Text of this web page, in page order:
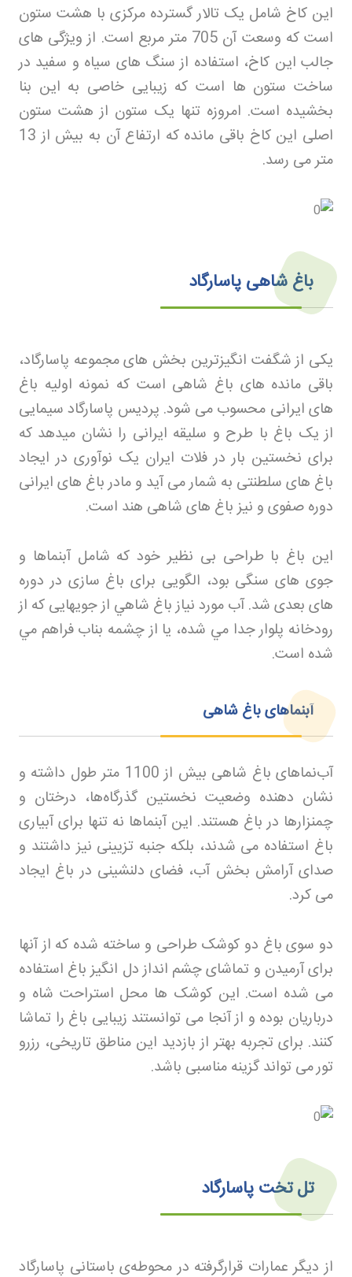
این کاخ شامل یک تالار گسترده مرکزی با هشت ستون
است که وسعت آن 705 متر مربع است. از ویژگی های
جالب این کاخ، استفاده از سنگ های سیاه و سفید در
ساخت ستون ها است که زیبایی خاصی به این بنا
بخشیده است. امروزه تنها یک ستون از هشت ستون
اصلی این کاخ باقی مانده که ارتفاع آن به بیش از 13
متر می رسد.
باغ شاهی پاسارگاد
یکی از شگفت انگیزترین بخش های مجموعه پاسارگاد،
باقی مانده های باغ شاهی است که نمونه اولیه باغ
های ایرانی محسوب می شود. پردیس پاسارگاد سیمایی
از یک باغ با طرح و سلیقه ایرانی را نشان میدهد که
برای نخستین بار در فلات ایران یک نوآوری در ایجاد
باغ های سلطنتی به شمار می آید و مادر باغ های ایرانی
دوره صفوی و نیز باغ های شاهی هند است.
این باغ با طراحی بی نظیر خود که شامل آبنماها و
جوی های سنگی بود، الگویی برای باغ سازی در دوره
های بعدی شد. آب مورد نياز باغ شاهي از جویهایی که از
رودخانه پلوار جدا مي شده، یا از چشمه بناب فراهم مي
شده است.
آبنماهای باغ شاهی
آب‌نماهای باغ شاهی بیش از 1100 متر طول داشته و
نشان دهنده وضعیت نخستین گذرگاه‌ها، درختان و
چمنزارها در باغ هستند. این آبنماها نه تنها برای آبیاری
باغ استفاده می شدند، بلکه جنبه تزیینی نیز داشتند و
صدای آرامش بخش آب، فضای دلنشینی در باغ ایجاد
می کرد.
دو سوی باغ دو کوشک طراحی و ساخته شده که از آنها
برای آرمیدن و تماشای چشم انداز دل انگیز باغ استفاده
می شده است. این کوشک ها محل استراحت شاه و
درباریان بوده و از آنجا می توانستند زیبایی باغ را تماشا
کنند. برای تجربه بهتر از بازدید این مناطق تاریخی، رزرو
تورمی تواند گزینه مناسبی باشد.
تل تخت پاسارگاد
از دیگر عمارات قرارگرفته در محوطه‌ی باستانی پاسارگاد